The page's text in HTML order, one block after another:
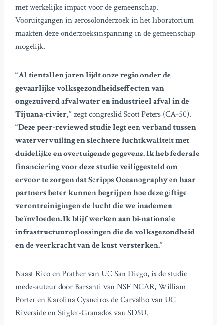
met werkelijke impact voor de gemeenschap.
Vooruitgangen in aerosolonderzoek in het laboratorium
maakten deze onderzoeksinspanning in de gemeenschap
mogelijk.
“Al tientallen jaren lijdt onze regio onder de
gevaarlijke volksgezondheidseffecten van
ongezuiverd afvalwater en industrieel afval in de
Tijuana-rivier,” zegt congreslid Scott Peters (CA-50).
“Deze peer-reviewed studie legt een verband tussen
watervervuiling en slechtere luchtkwaliteit met
duidelijke en overtuigende gegevens. Ik heb federale
financiering voor deze studie veiliggesteld om
ervoor te zorgen dat Scripps Oceanography en haar
partners beter kunnen begrijpen hoe deze giftige
verontreinigingen de lucht die we inademen
beïnvloeden. Ik blijf werken aan bi-nationale
infrastructuuroplossingen die de volksgezondheid
en de veerkracht van de kust versterken.”
Naast Rico en Prather van UC San Diego, is de studie
mede-auteur door Barsanti van NSF NCAR, William
Porter en Karolina Cysneiros de Carvalho van UC
Riverside en Stigler-Granados van SDSU.